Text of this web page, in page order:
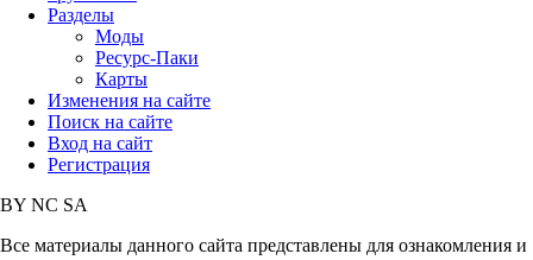
Разделы
Моды
Ресурс-Паки
Карты
Изменения на сайте
Поиск на сайте
Вход на сайт
Регистрация
BY NC SA
Все материалы данного сайта представлены для ознакомления и